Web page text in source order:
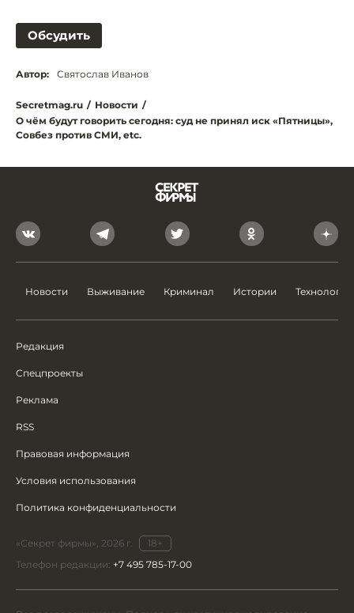
Обсудить
Автор: Святослав Иванов
Secretmag.ru / Новости /
О чём будут говорить сегодня: суд не принял иск «Пятницы»,
Совбез против СМИ, etc.
Новости Выживание Криминал Истории Технологии
Редакция
Спецпроекты
Реклама
RSS
Правовая информация
Условия использования
Политика конфиденциальности
«Секрет фирмы», 2026 г.
18+
Телефон редакции: +7 495 785-17-00